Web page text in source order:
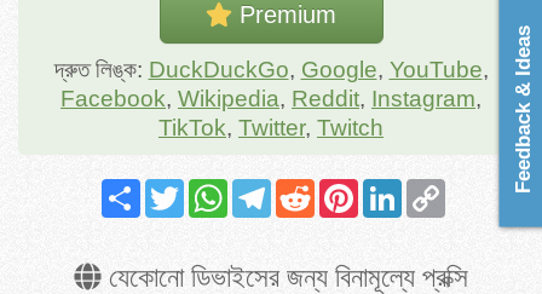
Premium
দ্রুত লিঙ্ক: DuckDuckGo, Google, YouTube,
Facebook, Wikipedia, Reddit, Instagram,
TikTok, Twitter, Twitch
Share TwitterWhatsAppTelegramRedditPinterestLinkedIn
যেকোনো ডিভাইসের জন্য বিনামূল্যে প্রক্সি
Feedback & Ideas